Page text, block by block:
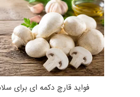
فواید قارچ دکمه ای برای